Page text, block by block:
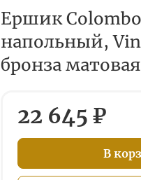
Ершик
напольный,
бронза матовая
22 645 ₽
В